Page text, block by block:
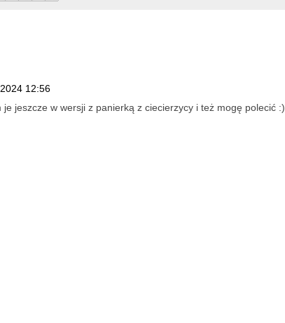
12:56
je jeszcze w wersji z panierką z ciecierzycy i też mogę polecić :)